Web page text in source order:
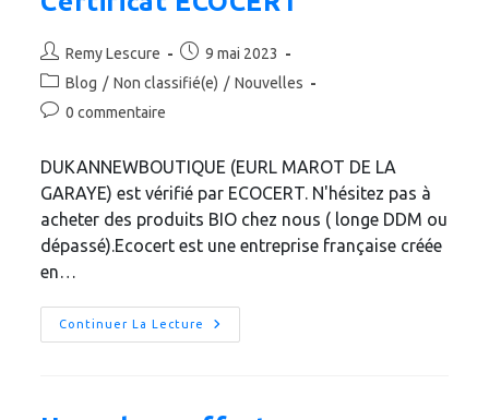
DIFFÉRENCES
VOUS
TOUT
SUR
PÉREMPTION…..
Auteur/autrice
de
publication :
Remy Lescure
Publication
publiée :
9 mai 2023
Post
category:
Blog / Non classifié(e) / Nouvelles
Commentaires
publication :
0 commentaire
DUKANNEWBOUTIQUE (EURL MAROT DE LA
GARAYE) est vérifié par ECOCERT. N'hésitez pas à
acheter des produits BIO chez nous ( longe DDM ou
dépassé).Ecocert est une entreprise française créée
en…
Continuer La Lecture
Certificat
ECOCERT